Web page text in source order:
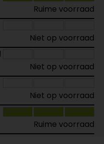
Ruime voorraad
Niet op voorraad
Niet op voorraad
Niet op voorraad
Ruime voorraad